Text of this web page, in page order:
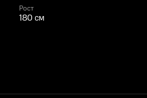
Рост
180 см